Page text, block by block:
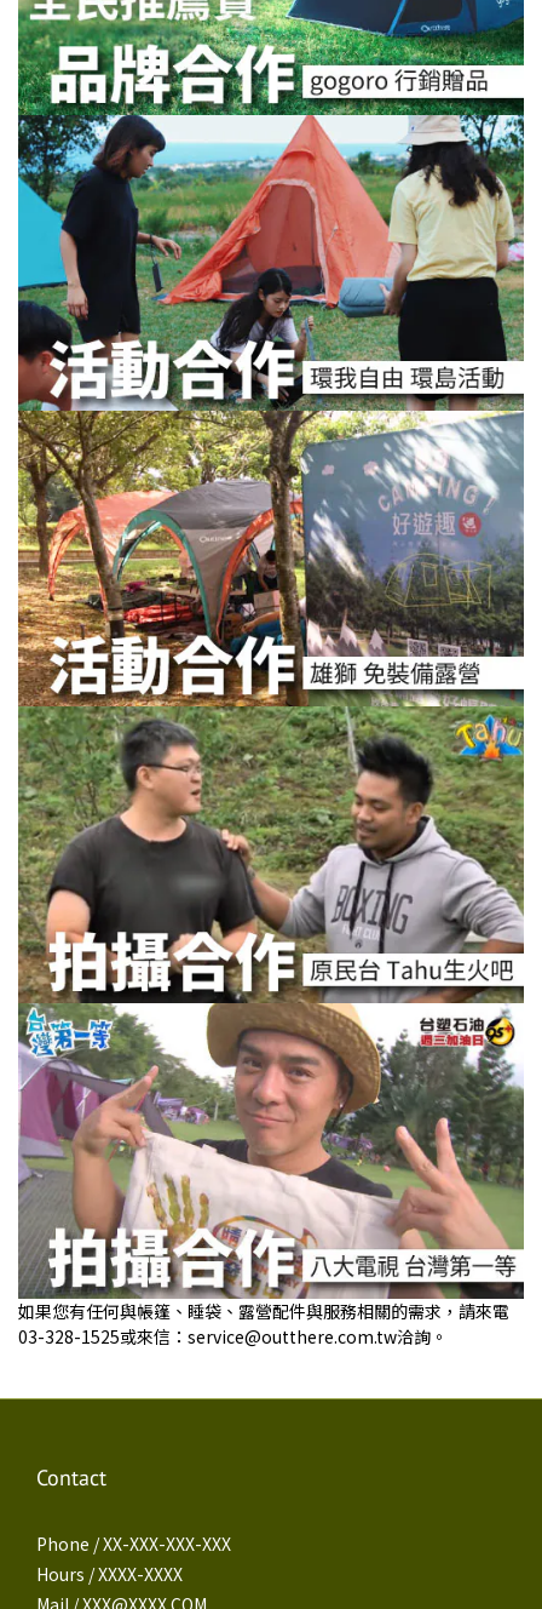
如果您有任何與帳篷、睡袋、露營配件與服務相關的需求，請來電
03-328-1525或來信：service@outthere.com.tw洽詢。
Contact
Phone / XX-XXX-XXX-XXX
Hours / XXXX-XXXX
Mail / XXX@XXXX.COM